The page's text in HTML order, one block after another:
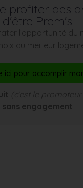
profiter des
d'être Prem's
l’opportunité du
du meilleur
ici pour accomplir
(c’est le
sans engagement